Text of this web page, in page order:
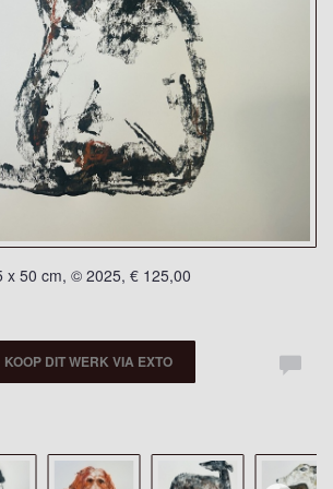
x 50 cm, © 2025, € 125,00
KOOP DIT WERK VIA EXTO